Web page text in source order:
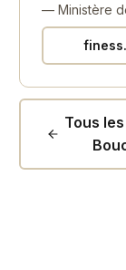
— Ministère
Tous